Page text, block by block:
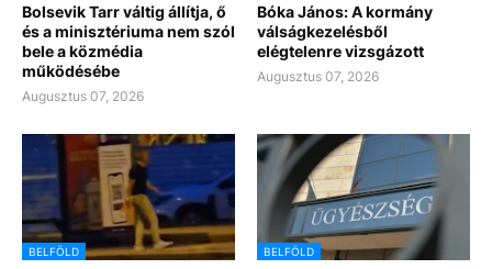
Bolsevik Tarr váltig állítja, ő
és a minisztériuma nem szól
bele a közmédia
működésébe
Augusztus 07, 2026
Bóka János: A kormány
válságkezelésből
elégtelenre vizsgázott
Augusztus 07, 2026
BELFÖLD BELFÖLD